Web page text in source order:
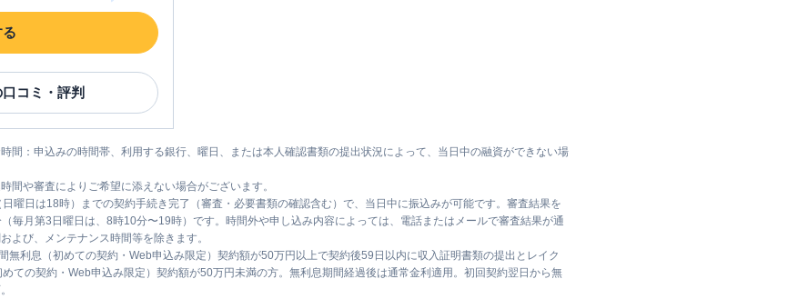
コミ・評判
間：申込みの時間帯、利用する銀行、曜日、または本人確認書類の提出状況によって、当日中の融資ができない場
間や審査によりご希望に添えない場合がございます。
曜日は18時）までの契約手続き完了（審査・必要書類の確認含む）で、当日中に振込みが可能です。審査結果を
毎月第3日曜日は、8時10分〜19時）です。時間外や申し込み内容によっては、電話またはメールで審査結果が通
よび、メンテナンス時間等を除きます。
無利息（初めての契約・Web申込み限定）契約額が50万円以上で契約後59日以内に収入証明書類の提出とレイク
ての契約・Web申込み限定）契約額が50万円未満の方。無利息期間経過後は通常金利適用。初回契約翌日から無